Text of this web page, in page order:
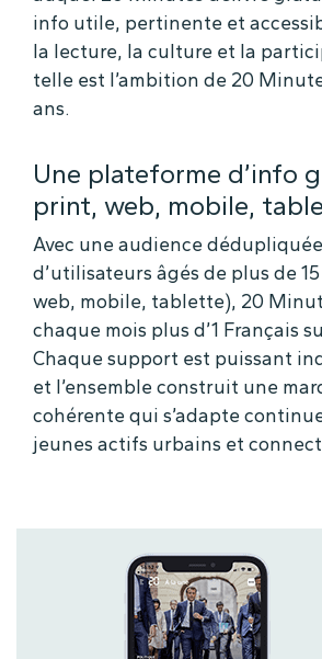
info utile, pertinente et
la lecture, la culture et la
telle est l’ambition de 20
ans.
Une plateforme d’info
print, web, mobile,
Avec une audience
d’utilisateurs âgés de plus de
web, mobile, tablette), 20
chaque mois plus d’1 Français
Chaque support est puissant
et l’ensemble construit une
cohérente qui s’adapte
jeunes actifs urbains et